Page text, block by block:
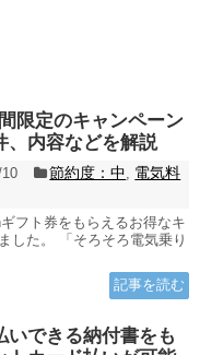
限定のキャンペーン
、内容などを解説
節約度：中, 電気料
フト券をもらえるお得なキ
した。 「そろそろ電気乗り
記事を読む
いできる納付書をも